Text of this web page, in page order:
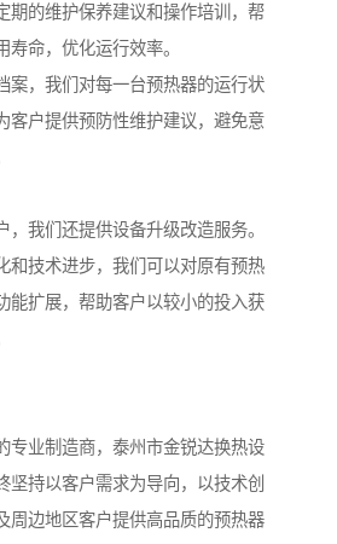
期的维护保养建议和操作培训，帮
寿命，优化运行效率。
案，我们对每一台预热器的运行状
客户提供预防性维护建议，避免意
，我们还提供设备升级改造服务。
和技术进步，我们可以对原有预热
能扩展，帮助客户以较小的投入获
专业制造商，泰州市金锐达换热设
坚持以客户需求为导向，以技术创
周边地区客户提供高品质的预热器